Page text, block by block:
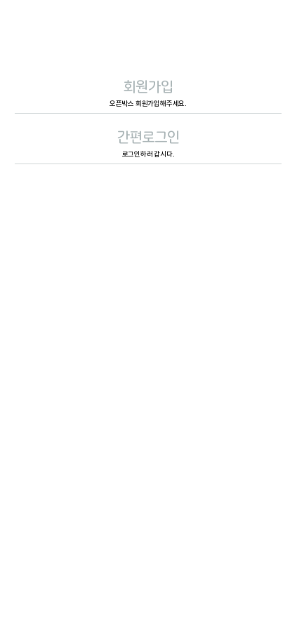
회원가입
오픈박스 회원가입해주세요.
간편로그인
로그인하러 갑시다.